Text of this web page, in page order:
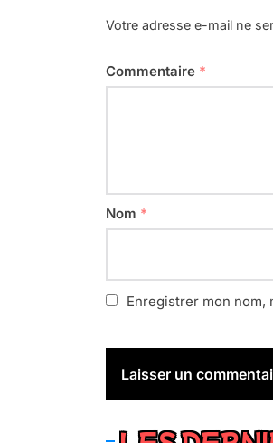
Votre adresse e-mail ne
Commentaire *
Nom *
Enregistrer mon nom,